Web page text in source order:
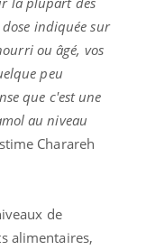
indiquée sur
ou âgé, vos
peu
que c'est une
au niveau
Charareh
de
alimentaires,